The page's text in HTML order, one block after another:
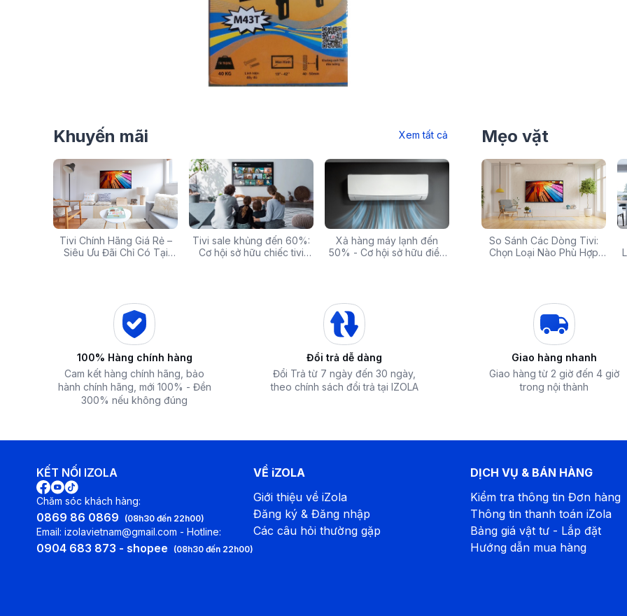
Khuyến mãi Xem tất cả
Tivi Chính Hãng Giá Rẻ –
Siêu Ưu Đãi Chỉ Có Tại
Tivi sale khủng đến 60%:
Cơ hội sở hữu chiếc tivi
Xả hàng máy lạnh đến
50% - Cơ hội sở hữu điều
Săn Sale Khủng: Hàng
Điện Máy Cao Cấp Giảm
Tivi
Mẹo vặt
Các mã báo lỗi thường gặp
của bếp từ và lưu ý khi xử
Top 5 tivi 32 inch giá rẻ,
chất lượng và đáng mua
Top 10 máy lọc nước nóng
lạnh tốt nhất đáng mua
So Sánh Các Dòng Tivi:
Chọn Loại Nào Phù Hợp
100% Hàng chính hàng
Cam kết hàng chính hãng, bảo
hành chính hãng, mới 100% - Đền
300% nếu không đúng
Đổi trả dễ dàng
Đổi Trả từ 7 ngày đến 30 ngày,
theo chính sách đổi trả tại IZOLA
Giao hàng nhanh
Giao hàng từ 2 giờ đến 4 giờ
trong nội thành
KẾT NỐI IZOLA
Chăm sóc khách hàng:
0869 86 0869 (08h30 đến 22h00)
Email: izolavietnam@gmail.com - Hotline:
0904 683 873 - shopee (08h30 đến 22h00)
VỀ iZOLA
Giới thiệu về iZola
Đăng ký & Đăng nhập
Các câu hỏi thường gặp
DỊCH VỤ & BÁN HÀNG
Kiểm tra thông tin Đơn hàng
Thông tin thanh toán iZola
Bảng giá vật tư - Lắp đặt
Hướng dẫn mua hàng